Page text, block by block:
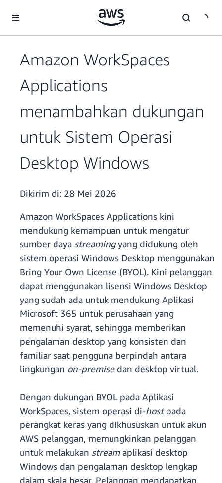
Amazon WorkSpaces
Applications
menambahkan dukungan
untuk Sistem Operasi
Desktop Windows
Dikirim di: 28 Mei 2026
Amazon WorkSpaces Applications kini
mendukung kemampuan untuk mengatur
sumber daya streamingyang didukung oleh
sistem operasi Windows Desktop menggunakan
Bring Your Own License (BYOL). Kini pelanggan
dapat menggunakan lisensi Windows Desktop
yang sudah ada untuk mendukung Aplikasi
Microsoft 365 untuk perusahaan yang
memenuhi syarat, sehingga memberikan
pengalaman desktop yang konsisten dan
familiar saat pengguna berpindah antara
lingkungan on-premisedan desktop virtual.
Dengan dukungan BYOL pada Aplikasi
WorkSpaces, sistem operasi di-hostpada
perangkat keras yang dikhususkan untuk akun
AWS pelanggan, memungkinkan pelanggan
untuk melakukan streamaplikasi desktop
Windows dan pengalaman desktop lengkap
dalam skala besar. Pelanggan mendapatkan